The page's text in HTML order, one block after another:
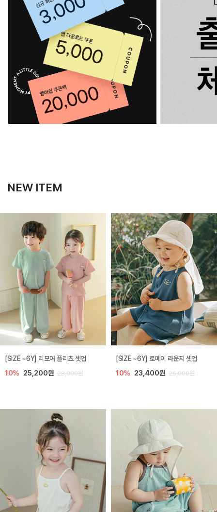
NEW ITEM
[SIZE ~6Y] 리모어 플리츠 셋업
10% 25,200원 28,000원
[SIZE ~6Y] 로메이 라운지 셋업
10% 23,400원 26,000원